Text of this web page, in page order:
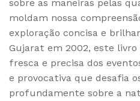
sobre as maneiras pelas
moldam nossa
exploração concisa e
Gujarat em 2002, este
fresca e precisa dos
e provocativa que desafia
profundamente sobre a